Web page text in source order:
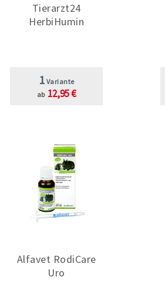
Tierarzt24
HerbiHumin
1 Variante
ab 12,95 €
Alfavet RodiCare
Uro